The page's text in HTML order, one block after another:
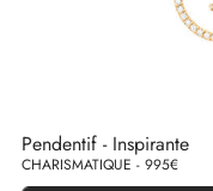
Pendentif - Inspirante
CHARISMATIQUE - 995€